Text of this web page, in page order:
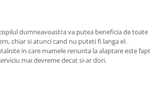
dumneavoastra va putea beneficia de toate
chiar si atunci cand nu puteti fi langa el.
in care mamele renunta la alaptare este
mai devreme decat si-ar dori.